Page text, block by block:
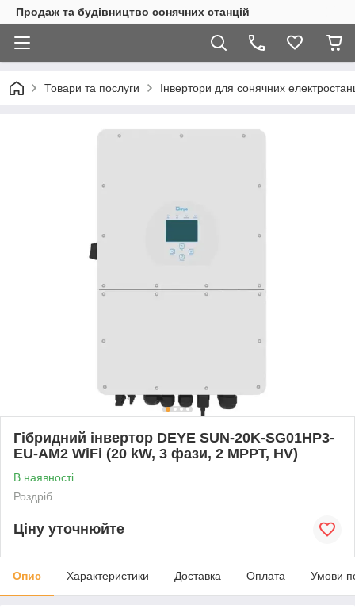
Продаж та будівництво сонячних станцій
Товари та послуги Інвертори для сонячних
Гібридний інвертор DEYE SUN-20K-SG01HP3-
EU-AM2 WiFi (20 kW, 3 фази, 2 MPPT, HV)
В наявності
Роздріб
Ціну уточнюйте
Опис Характеристики Доставка Оплата Умови